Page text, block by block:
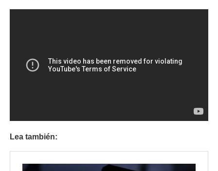
Lea también: